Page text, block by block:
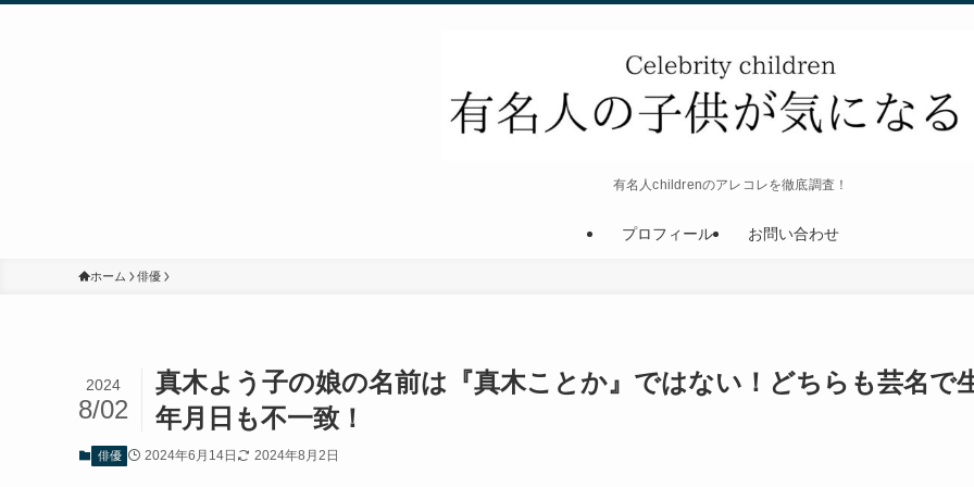
有名人childrenのアレコレを徹底調査！
プロフィール お問い合わせ
ホーム 俳優
真木よう子の娘の名前は『真木ことか』ではない！どちらも芸名で
年月日も不一致！
2024
8/02
俳優 2024年6月14日 2024年8月2日